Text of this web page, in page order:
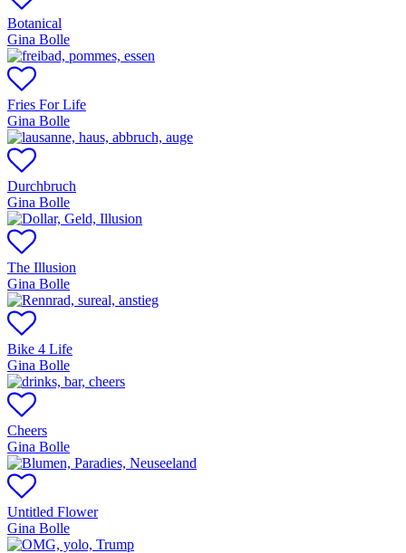
Botanical
Gina Bolle
Fries For Life
Gina Bolle
Durchbruch
Gina Bolle
The Illusion
Gina Bolle
Bike 4 Life
Gina Bolle
Cheers
Gina Bolle
Untitled Flower
Gina Bolle